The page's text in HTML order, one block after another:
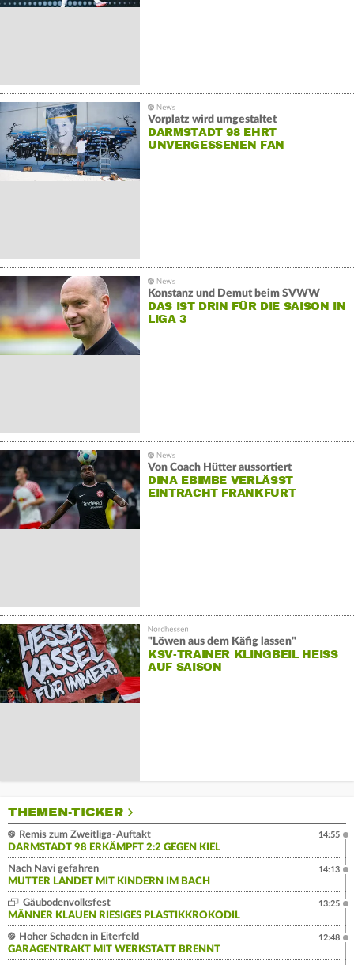
Vorplatz wird umgestaltet
DARMSTADT 98 EHRT
UNVERGESSENEN FAN
Konstanz und Demut beim SVWW
DAS IST DRIN FÜR DIE SAISON IN
LIGA 3
Von Coach Hütter aussortiert
DINA EBIMBE VERLÄSST
EINTRACHT FRANKFURT
"Löwen aus dem Käfig lassen"
KSV-TRAINER KLINGBEIL HEISS A
UF SAISON
THEMEN-TICKER
Remis zum Zweitliga-Auftakt
DARMSTADT 98 ERKÄMPFT 2:2 GEGEN KIEL
14:55
Nach Navi gefahren
MUTTER LANDET MIT KINDERN IM BACH
14:13
Gäubodenvolksfest
MÄNNER KLAUEN RIESIGES PLASTIKKROKODIL
13:25
Hoher Schaden in Eiterfeld
GARAGENTRAKT MIT WERKSTATT BRENNT
12:48